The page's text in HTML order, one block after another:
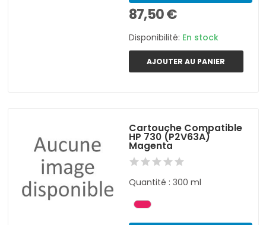
87,50 €
Disponibilité: En stock
AJOUTER AU PANIER
Cartouche Compatible
HP 730 (P2V63A)
Magenta
Quantité : 300 ml